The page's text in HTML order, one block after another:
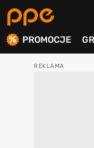
PROMOCJE